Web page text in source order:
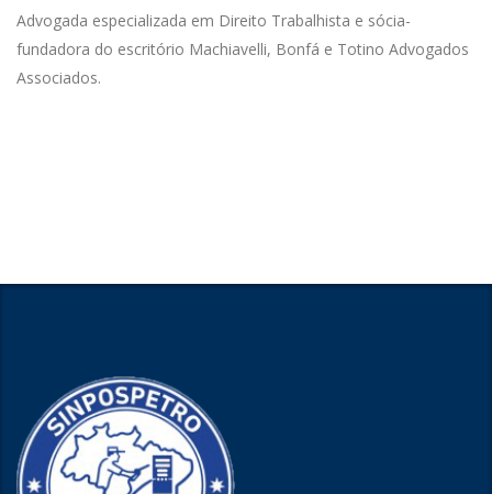
Advogada especializada em Direito Trabalhista e sócia-
fundadora do escritório Machiavelli, Bonfá e Totino Advogados
Associados.